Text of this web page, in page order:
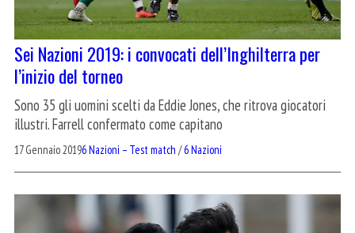
Sei Nazioni 2019: i convocati dell’Inghilterra per
l’inizio del torneo
Sono 35 gli uomini scelti da Eddie Jones, che ritrova giocatori
illustri. Farrell confermato come capitano
17 Gennaio 20196 Nazioni – Test match /6 Nazioni